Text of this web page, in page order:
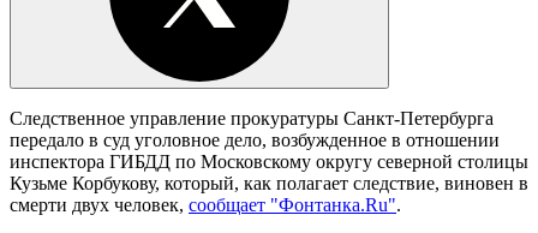
Следственное управление прокуратуры Санкт-Петербурга
передало в суд уголовное дело, возбужденное в отношении
инспектора ГИБДД по Московскому округу северной столицы
Кузьме Корбукову, который, как полагает следствие, виновен в
смерти двух человек, сообщает "Фонтанка.Ru".